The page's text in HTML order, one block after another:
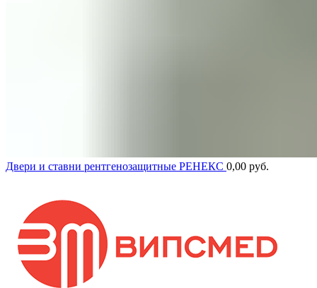
Двери и ставни рентгенозащитные РЕНЕКС 0,00 руб.